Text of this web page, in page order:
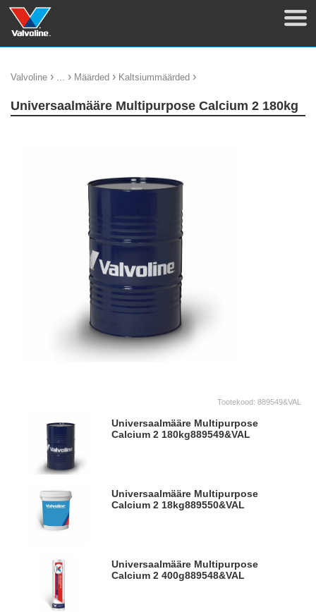
Valvoline › ... › Määrded › Kaltsiummäärded ›
Universaalmääre Multipurpose Calcium 2 180kg
Tootekood: 889549&VAL
Universaalmääre Multipurpose
Calcium 2 180kg889549&VAL
Universaalmääre Multipurpose
Calcium 2 18kg889550&VAL
Universaalmääre Multipurpose
Calcium 2 400g889548&VAL